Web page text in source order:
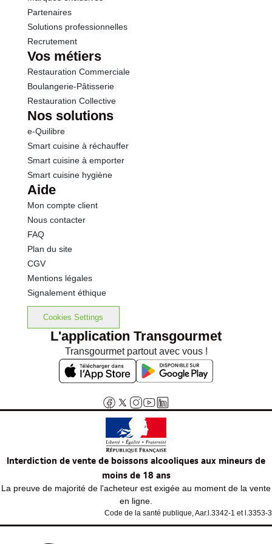
Sel
Partenaires
Solutions professionnelles
Recrutement
Vos métiers
Restauration Commerciale
Boulangerie-Pâtisserie
Restauration Collective
Nos solutions
e-Quilibre
Smart cuisine à réchauffer
Smart cuisine à emporter
Smart cuisine hygiène
Aide
Mon compte client
Nous contacter
FAQ
Plan du site
CGV
Mentions légales
Signalement éthique
Cookies Settings
L'application Transgourmet
Transgourmet partout avec vous !
Interdiction de vente de boissons alcooliques aux mineurs de
moins de 18 ans
La preuve de majorité de l'acheteur est exigée au moment de la vente
en ligne.
Code de la santé publique, Aar.l.3342-1 et l.3353-3